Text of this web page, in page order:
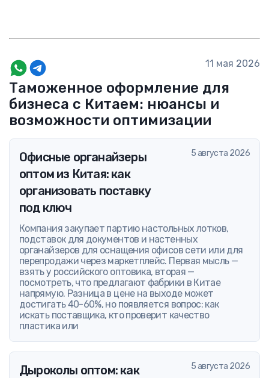
Таможенное оформление для
бизнеса с Китаем: нюансы и
возможности оптимизации
11 мая 2026
Офисные органайзеры
оптом из Китая: как
организовать поставку
под ключ
5 августа 2026
Компания закупает партию настольных лотков,
подставок для документов и настенных
органайзеров для оснащения офисов сети или для
перепродажи через маркетплейс. Первая мысль —
взять у российского оптовика, вторая —
посмотреть, что предлагают фабрики в Китае
напрямую. Разница в цене на выходе может
достигать 40-60%, но появляется вопрос: как
искать поставщика, кто проверит качество
пластика или
Дыроколы оптом: как
5 августа 2026